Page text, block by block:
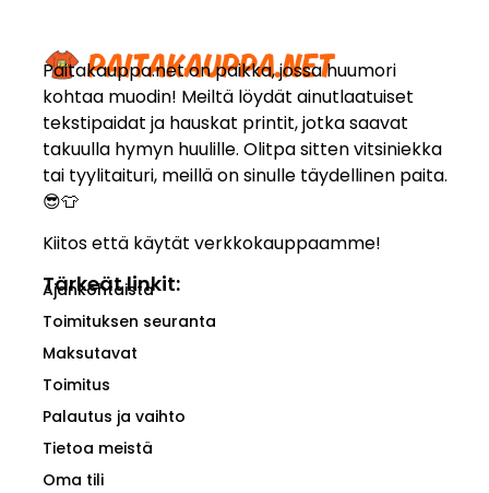
Paitakauppa.net on paikka, jossa huumori
kohtaa muodin! Meiltä löydät ainutlaatuiset
tekstipaidat ja hauskat printit, jotka saavat
takuulla hymyn huulille. Olitpa sitten vitsiniekka
tai tyylitaituri, meillä on sinulle täydellinen paita.
😎👕
Kiitos että käytät verkkokauppaamme!
Tärkeät linkit:
Ajankohtaista
Toimituksen seuranta
Maksutavat
Toimitus
Palautus ja vaihto
Tietoa meistä
Oma tili